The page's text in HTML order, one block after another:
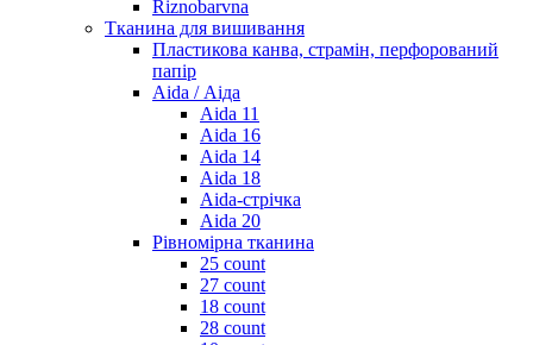
Riznobarvna
Тканина для вишивання
Пластикова канва, страмін, перфорований
папір
Aida / Аіда
Aida 11
Aida 16
Aida 14
Aida 18
Aida-стрічка
Aida 20
Рівномірна тканина
25 count
27 count
18 count
28 count